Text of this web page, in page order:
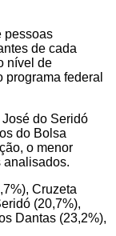
pessoas
de cada
nível de
federal
do Seridó
do Bolsa
o menor
analisados.
Cruzeta
(20,7%),
Dantas (23,2%),